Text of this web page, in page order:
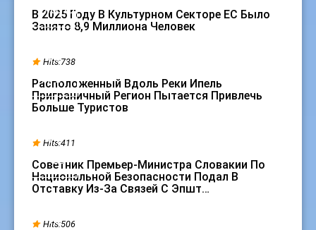
В 2025 Году В Культурном Секторе ЕС Было
Занято 8,9 Миллиона Человек
ИЮЛЬ
Hits:738
Расположенный Вдоль Реки Ипель
Приграничный Регион Пытается Привлечь
Больше Туристов
09
АПР
Hits:411
Советник Премьер-Министра Словакии По
Национальной Безопасности Подал В
Отставку Из-За Связей С Эпшт…
01
ФЕВ
Hits:506
18